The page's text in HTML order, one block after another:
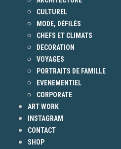
CULTUREL
MODE, DÉFILÉS
CHEFS ET CLIMATS
DECORATION
VOYAGES
PORTRAITS DE FAMILLE
EVENEMENTIEL
CORPORATE
ART WORK
INSTAGRAM
CONTACT
SHOP